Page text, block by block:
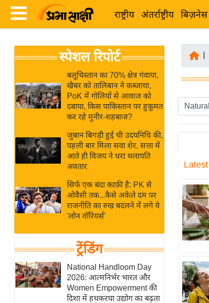
राष्ट्रीय अंतर्राष्ट्रीय बिज़नेस
News
Hindi
Hindi
Live
News in
Hindi
News
Hindi
Videos
ब
र
अंतर्राष्ट्रीय
बिज़नेस
उद्योग
विशेषज्ञ
राय
खेल
क्रिकेट
IPL
2026
स्पेशल रिपोर्ट
बलूचिस्तान का 70% क्षेत्र गंवाया,
खैबर को तालिबान ने कब्जाया,
PoK में गोलियों से आवाज को
दबाया, किस पाकिस्तान पर हुकूमत
कर रहे मुनीर-शहबाज?
जुबान बिगड़ी हुई थी उदयनिधि की,
पहली बार मिला सवा शेर, सत्ता में
आते ही विजय ने धरा थलापति
अवतार
सिर्फ एक बंदा काफ़ी है: PK से
ओवैसी तक...कैसे अकेले दम पर
राजनीति का रुख बदलने में लगे ये
'लोन वॉरियर्स'
ट्रेंडिंग
National Handloom Day
2026: आत्मनिर्भर भारत और
Women Empowerment की
दिशा में हथकरघा उद्योग का बढ़ता
Latest